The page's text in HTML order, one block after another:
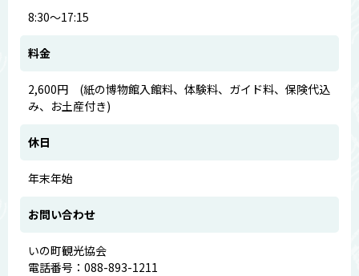
8:30～17:15
料金
2,600円 (紙の博物館入館料、体験料、ガイド料、保険代込
み、お土産付き)
休日
年末年始
お問い合わせ
いの町観光協会
電話番号：088-893-1211